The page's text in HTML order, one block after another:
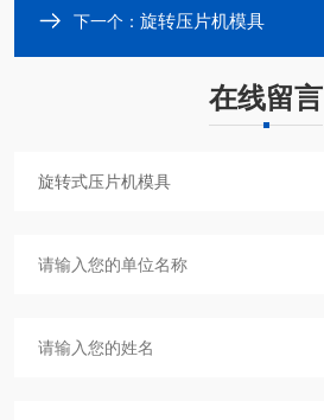
下一个： 旋转压片机模具
在线留言